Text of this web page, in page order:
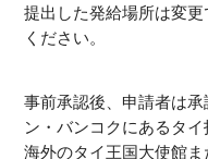
提出した発給場所は変
ください。
事前承認後、申請者は
ン・バンコクにあるタ
海外のタイ王国大使館